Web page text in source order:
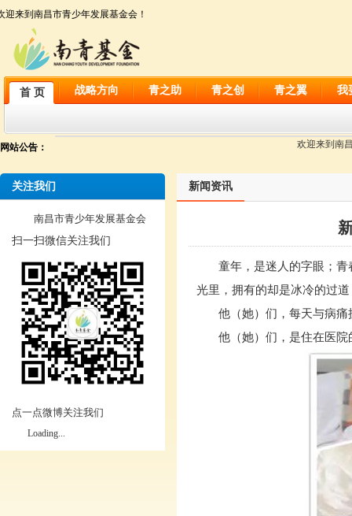
迎来到南昌市青少年发展基金会！
首 页 战略方向 青之助 青之创 青之翼 我
网站公告： 欢迎来到南
关注我们
南昌市青少年发展基金会
扫一扫微信关注我们
点一点微博关注我们
Loading...
新闻资讯
童年，是迷人的字眼；
光里，拥有的却是冰冷的过
他（她）们，每天与病
他（她）们，是住在医